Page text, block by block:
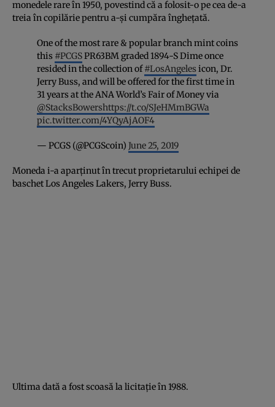
monedele rare în 1950, povestind că a folosit-o pe cea de-a
treia în copilărie pentru a-şi cumpăra îngheţată.
One of the most rare & popular branch mint coins
this #PCGSPR63BM graded 1894-S Dime once
resided in the collection of#LosAngeles icon, Dr.
Jerry Buss, and will be offered for the first time in
31 years at the ANA World’s Fair of Money via
@StacksBowershttps://t.co/SJeHMmBGWa
pic.twitter.com/4YQyAjAOF4
— PCGS (@PCGScoin) June 25, 2019
Moneda i-a aparţinut în trecut proprietarului echipei de
baschet Los Angeles Lakers, Jerry Buss.
Ultima dată a fost scoasă la licitaţie în 1988.